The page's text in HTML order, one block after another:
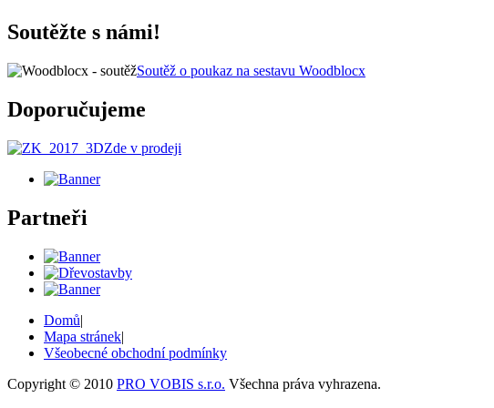
Soutěžte s námi!
Soutěž o poukaz na sestavu Woodblocx
Doporučujeme
Zde v prodeji
Partneři
Domů|
Mapa stránek|
Všeobecné obchodní podmínky
Copyright © 2010 PRO VOBIS s.r.o. Všechna práva vyhrazena.